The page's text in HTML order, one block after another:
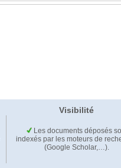
Visibilité
Les documents déposés
indexés par les moteurs de
(Google Scholar,…).